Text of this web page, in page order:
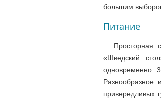
большим
Питание
Просторная
«Шведский
одновременно
Разнообразное
привередливых